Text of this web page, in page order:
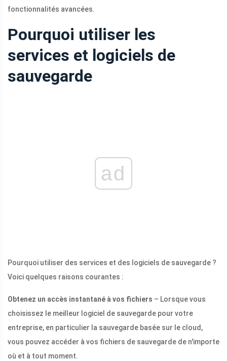
fonctionnalités avancées.
Pourquoi utiliser les
services et logiciels de
sauvegarde
ad
Pourquoi utiliser des services et des logiciels de sauvegarde ?
Voici quelques raisons courantes :
Obtenez un accès instantané à vos fichiers – Lorsque vous
choisissez le meilleur logiciel de sauvegarde pour votre
entreprise, en particulier la sauvegarde basée sur le cloud,
vous pouvez accéder à vos fichiers de sauvegarde de n'importe
où et à tout moment.